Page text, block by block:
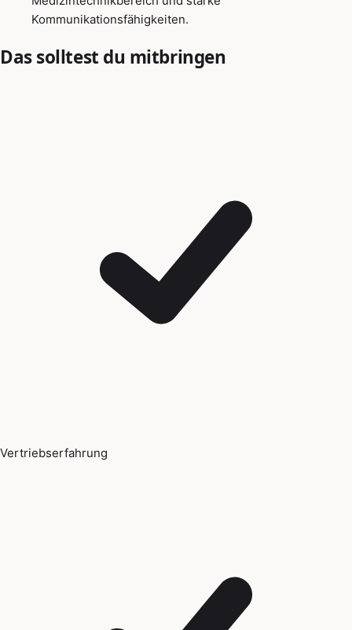
Kommunikationsfähigkeiten.
Das solltest du mitbringen
Vertriebserfahrung